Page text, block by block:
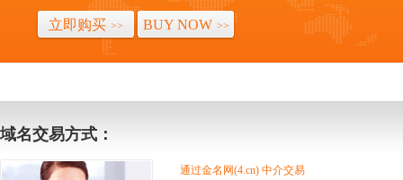
立即购买 >> BUY NOW >>
域名交易方式：
通过金名网(4.cn) 中介交易